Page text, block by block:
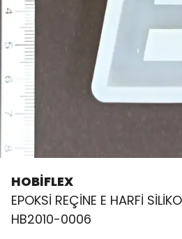
HOBİFLEX
EPOKSİ REÇİNE E HARFİ
HB2010-0006